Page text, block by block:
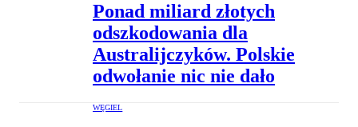
Ponad miliard złotych
odszkodowania dla
Australijczyków. Polskie
odwołanie nic nie dało
WĘGIEL